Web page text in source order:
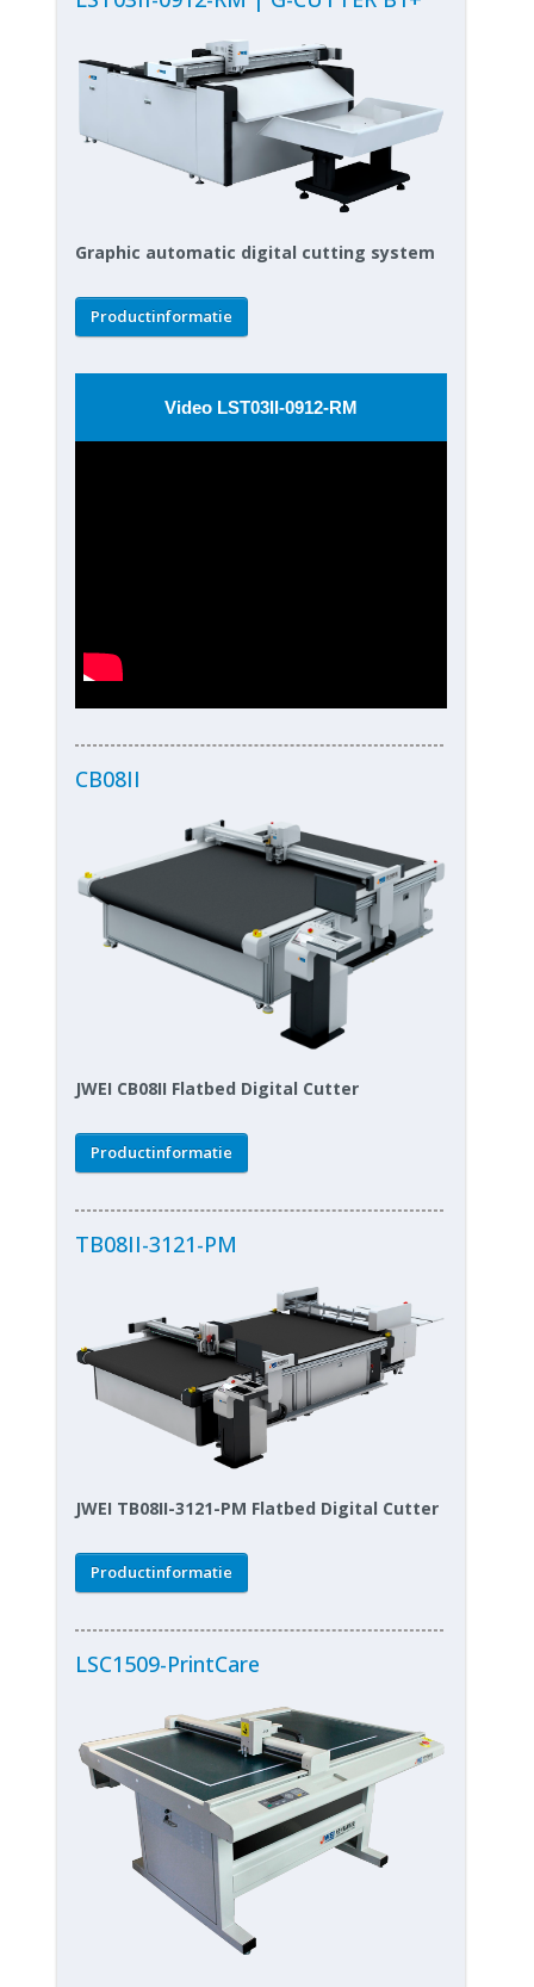
Graphic automatic digital cutting system
Productinformatie
Video LST03II-0912-RM
CB08II
JWEI CB08II Flatbed Digital Cutter
Productinformatie
TB08II-3121-PM
JWEI TB08II-3121-PM Flatbed Digital Cutter
Productinformatie
LSC1509-PrintCare